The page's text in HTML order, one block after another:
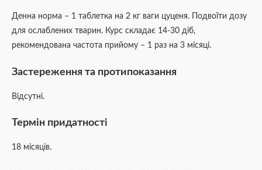
Денна норма – 1 таблетка на 2 кг ваги цуценя. Подвоїти дозу
для ослаблених тварин. Курс складає 14-30 діб,
рекомендована частота прийому – 1 раз на 3 місяці.
Застереження та протипоказання
Відсутні.
Термін придатності
18 місяців.